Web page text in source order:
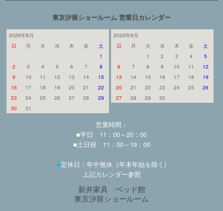
東京汐留ショールーム 営業日カレンダー
2026年8月
日
月 火 水 木 金
土
1
2
3 4 5 6 7
8
9
10 11 12 13 14
15
16
17 18 19 20 21
22
23
24 25 26 27 28
29
30
31
2026年9月
日
月 火 水 木 金
土
1
2 3 4
5
6
7 8 9 10 11
12
13
14 15 16 17 18
19
20
21 22 23 24 25
26
27
28 29 30
営業時間：
■平日 11：00～20：00
■土日祝 11：00～19：00
■定休日：年中無休（年末年始を除く)
上記カレンダー参照
新井家具 ベッド館
東京汐留ショールーム